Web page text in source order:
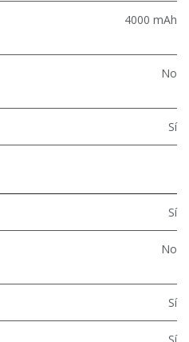
4000 mAh
No
Sí
Sí
No
Sí